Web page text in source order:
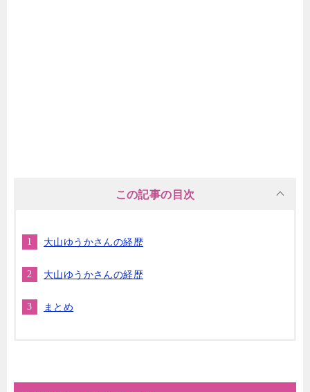
この記事の目次
大山ゆうかさんの経歴
大山ゆうかさんの経歴
まとめ